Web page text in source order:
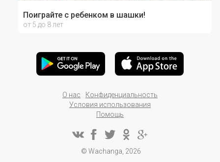
Поиграйте с ребенком в шашки!
от 5 до 8 лет
© Wachanga, 2026
О нас
Конфиденциальность
Условия использования
Помощь